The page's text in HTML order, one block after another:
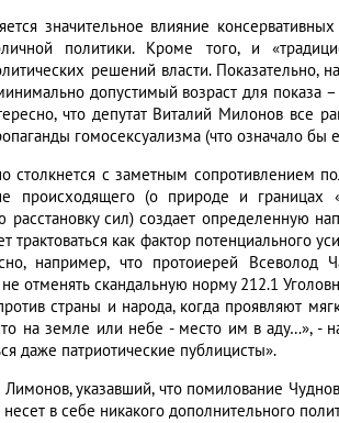
значительное влияние
политики. Кроме того, и
решений власти. Показательно,
допустимый возраст для показа
что депутат Виталий Милонов все
гомосексуализма (что означало бы
столкнется с заметным сопротивлением
происходящего (о природе и границах
сил) создает определенную
как фактор потенциального
например, что протоиерей Всеволод
отменять скандальную норму 212.1
страны и народа, когда проявляют
на земле или небе - место им в аду…», -
даже патриотические публицисты».
указавший, что помилование
в себе никакого дополнительного